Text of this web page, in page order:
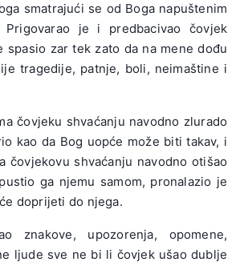
smatrajući se od Boga napuštenim
Prigovarao je i predbacivao čovjek
spasio zar tek zato da na mene dođu
tragedije, patnje, boli, neimaštine i
čovjeku shvaćanju navodno zlurado
kao da Bog uopće može biti takav, i
čovjekovu shvaćanju navodno otišao
ga njemu samom, pronalazio je
doprijeti do njega.
znakove, upozorenja, opomene,
ljude sve ne bi li čovjek ušao dublje